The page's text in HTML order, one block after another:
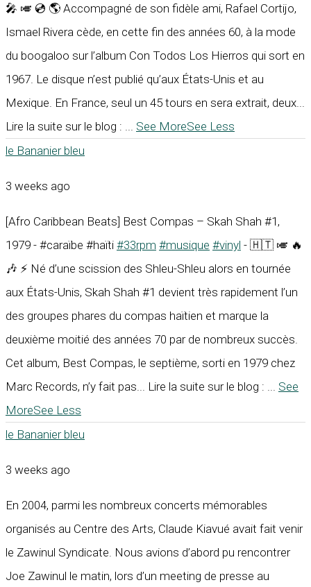
🎤 🎺 💿 🌎 Accompagné de son fidèle ami, Rafael Cortijo,
Ismael Rivera cède, en cette fin des années 60, à la mode
du boogaloo sur l’album Con Todos Los Hierros qui sort en
1967. Le disque n’est publié qu’aux États-Unis et au
Mexique. En France, seul un 45 tours en sera extrait, deux...
Lire la suite sur le blog :
See MoreSee Less
le Bananier bleu
3 weeks ago
[Afro Caribbean Beats] Best Compas – Skah Shah #1,
1979 - #caraïbe #haïti #33rpm #musique #vinyl - 🇭🇹 🎺 🔥
🎶 ⚡ Né d’une scission des Shleu-Shleu alors en tournée
aux États-Unis, Skah Shah #1 devient très rapidement l’un
des groupes phares du compas haïtien et marque la
deuxième moitié des années 70 par de nombreux succès.
Cet album, Best Compas, le septième, sorti en 1979 chez
Marc Records, n’y fait pas... Lire la suite sur le blog :
See
MoreSee Less
le Bananier bleu
3 weeks ago
En 2004, parmi les nombreux concerts mémorables
organisés au Centre des Arts, Claude Kiavué avait fait venir
le Zawinul Syndicate. Nous avions d’abord pu rencontrer
Joe Zawinul le matin, lors d’un meeting de presse au